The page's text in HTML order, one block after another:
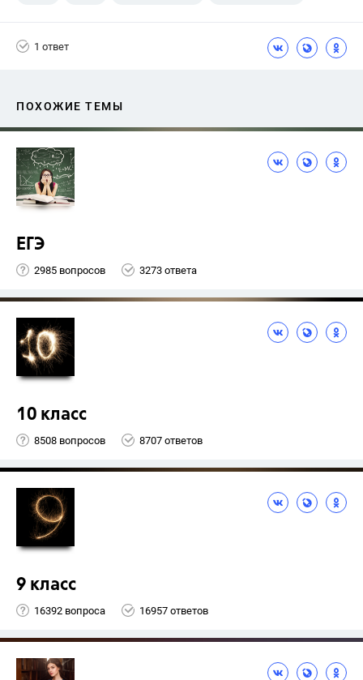
1 ответ
ПОХОЖИЕ ТЕМЫ
ЕГЭ
2985 вопросов 3273 ответа
10 класс
8508 вопросов 8707 ответов
9 класс
16392 вопроса 16957 ответов